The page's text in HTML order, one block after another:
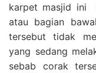
karpet masjid ini
atau bagian
tersebut tidak
yang sedang
sebab corak